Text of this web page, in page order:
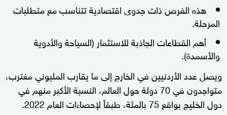
هذه الفرص ذات جدوى اقتصادية تتناسب مع متطلبات
المرحلة.
أهم القطاعات الجاذبة للاستثمار (السياحة والأدوية
والأسمدة).
ويصل عدد الأردنيين في الخارج إلى ما يقارب المليوني مغترب،
متواجدون في 70 دولة حول العالم، النسبة الأكبر منهم في
دول الخليج بواقع 75 بالمئة، طبقاً لإحصاءات العام 2022.